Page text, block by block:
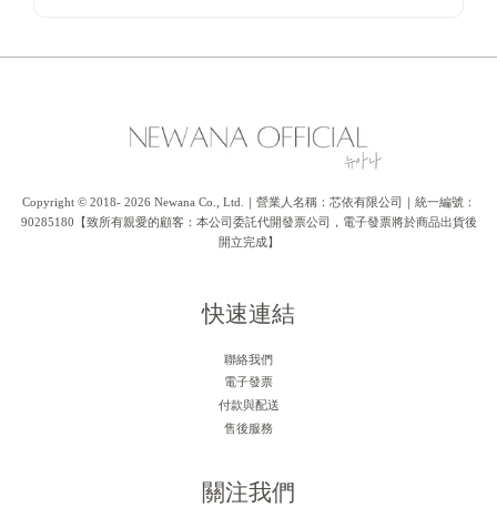
Copyright © 2018- 2026 Newana Co., Ltd.｜營業人名稱：芯依有限公司｜統一編號：
90285180【致所有親愛的顧客：本公司委託代開發票公司，電子發票將於商品出貨後
開立完成】
快速連結
聯絡我們
電子發票
付款與配送
售後服務
關注我們